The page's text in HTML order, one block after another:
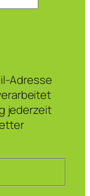
Adresse
jederzeit